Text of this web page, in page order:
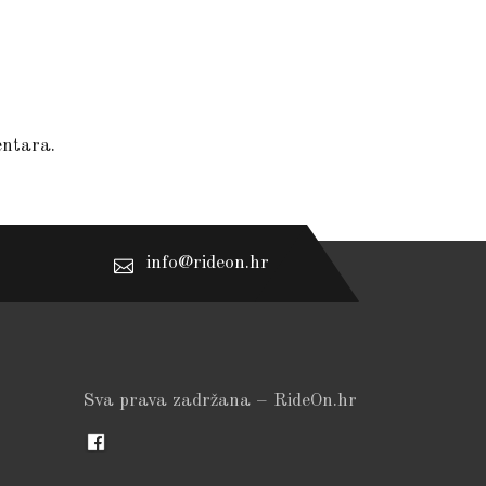
info@rideon.hr
Sva prava zadržana – RideOn.hr